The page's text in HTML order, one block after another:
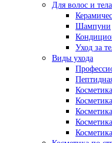
Для волос и тела
Шампуни
Уход за
Виды ухода